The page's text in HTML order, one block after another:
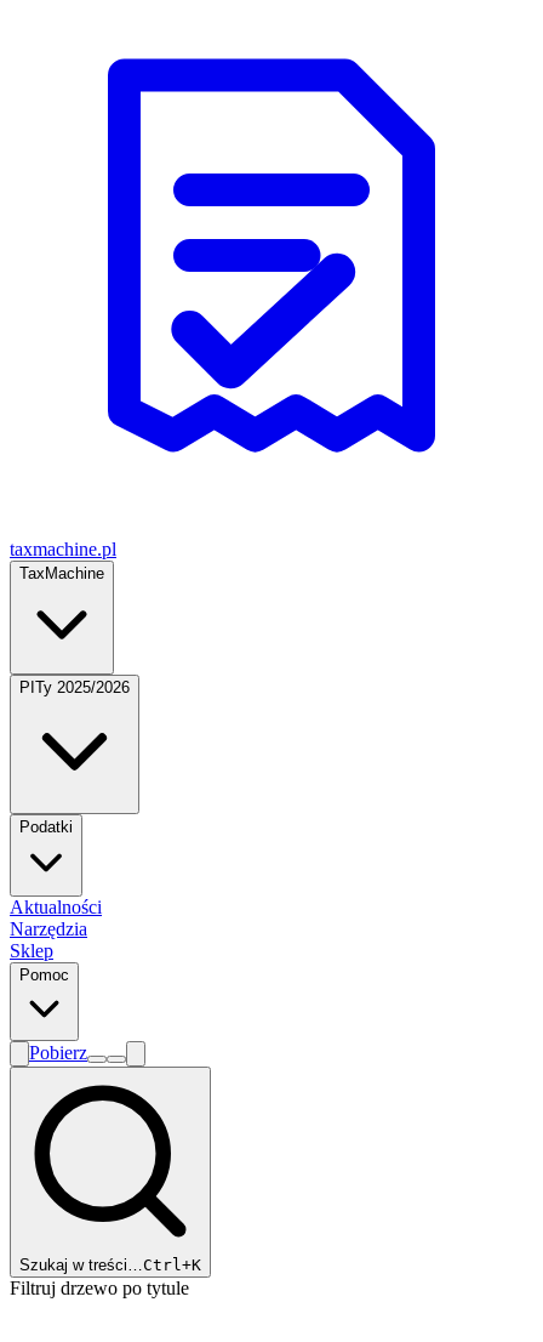
taxmachine.pl
TaxMachine
PITy 2025/2026
Podatki
Aktualności
Narzędzia
Sklep
Pomoc
Pobierz
Szukaj w treści…Ctrl+K
Filtruj drzewo po tytule